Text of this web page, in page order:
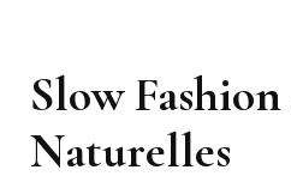
Slow
Naturelles